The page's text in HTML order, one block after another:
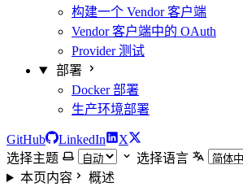
构建一个 Vendor 客户端
Vendor 客户端中的 OAuth
Provider 测试
部署
Docker 部署
生产环境部署
GitHub LinkedIn
X
选择主题
选择语言
本页内容
概述